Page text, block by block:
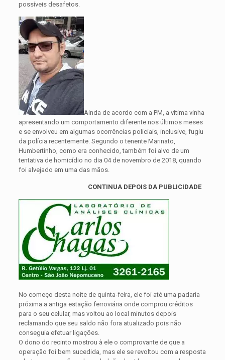
possíveis desafetos.
Ainda de acordo com a PM, a vítima vinha
apresentando um comportamento diferente nos últimos meses
e se envolveu em algumas ocorrências policiais, inclusive, fugiu
da polícia recentemente. Segundo o tenente Marinato,
Humbertinho, como era conhecido, também foi alvo de um
tentativa de homicídio no dia 04 de novembro de 2018, quando
foi alvejado em uma das mãos.
CONTINUA DEPOIS DA PUBLICIDADE
No começo desta noite de quinta-feira, ele foi até uma padaria
próxima a antiga estação ferroviária onde comprou créditos
para o seu celular, mas voltou ao local minutos depois
reclamando que seu saldo não fora atualizado pois não
conseguia efetuar ligações.
O dono do recinto mostrou à ele o comprovante de que a
operação foi bem sucedida, mas ele se revoltou com a resposta